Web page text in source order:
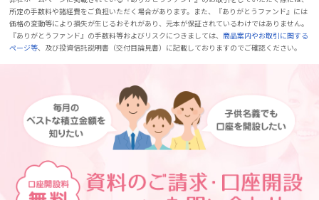
所定の手数料や諸経費をご負担いただく場合があります。また、『ありがとうファンド』には
価格の変動等により損失が生じるおそれがあり、元本が保証されているわけではありません。
『ありがとうファンド』の手数料等およびリスクにつきましては、商品案内やお取引に関する
ページ等、及び投資信託説明書（交付目論見書）に記載しておりますのでご確認ください。